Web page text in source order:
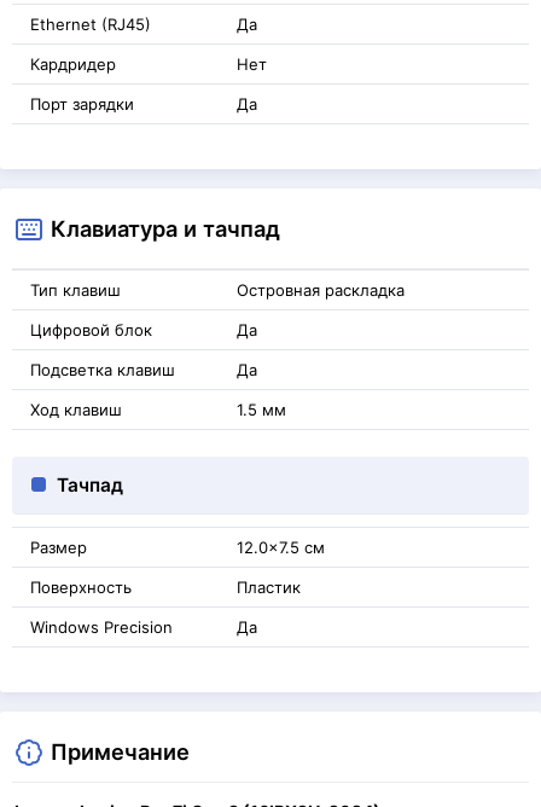
Ethernet (RJ45) Да
Кардридер Нет
Порт зарядки Да
Клавиатура и тачпад
Тип клавиш Островная раскладка
Цифровой блок Да
Подсветка клавиш Да
Ход клавиш 1.5 мм
Тачпад
Размер 12.0x7.5 см
Поверхность Пластик
Windows Precision Да
Примечание